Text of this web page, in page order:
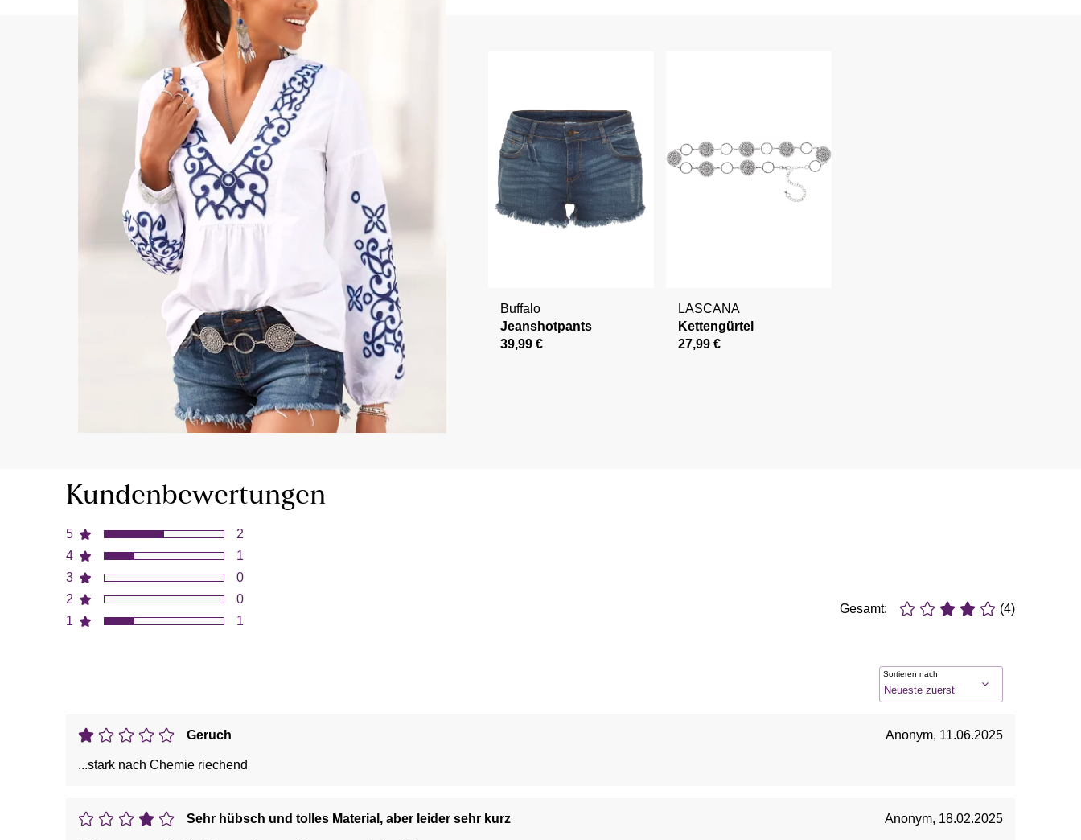
Buffalo
Jeanshotpants
39,99 €
LASCANA
Kettengürtel
27,99 €
Kundenbewertungen
5
4
3
2
1
2
1
0
0
1
Gesamt: (4)
Sortieren nach
Geruch Anonym, 11.06.2025
...stark nach Chemie riechend
Sehr hübsch und tolles Material, aber leider sehr kurz Anonym, 18.02.2025